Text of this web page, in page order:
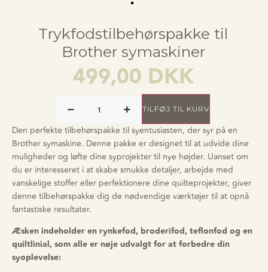
Trykfodstilbehørspakke til
Brother symaskiner
499,00 DKK
TILFØJ TIL KURV
Den perfekte tilbehørspakke til syentusiasten, der syr på en
Brother symaskine. Denne pakke er designet til at udvide dine
muligheder og løfte dine syprojekter til nye højder. Uanset om
du er interesseret i at skabe smukke detaljer, arbejde med
vanskelige stoffer eller perfektionere dine quilteprojekter, giver
denne tilbehørspakke dig de nødvendige værktøjer til at opnå
fantastiske resultater.
Æsken indeholder en rynkefod, broderifod, teflonfod og en
quiltlinial, som alle er nøje udvalgt for at forbedre din
syoplevelse: